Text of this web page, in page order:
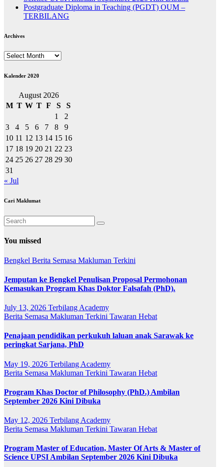
Postgraduate Diploma in Teaching (PGDT) OUM –
TERBILANG
Archives
Archives
Kalender 2020
August 2026
M T W T F S
S
1
2
3
4 5 6 7 8
9
10 11 12 13 14 15 16
17 18 19 20 21 22 23
24 25 26 27 28 29 30
31
« Jul
Cari Maklumat
You missed
Bengkel Berita Semasa Makluman Terkini
Jemputan ke Bengkel Penulisan Proposal Permohonan
Kemasukan Program Khas Doktor Falsafah (PhD).
July 13, 2026 Terbilang Academy
Berita Semasa Makluman Terkini Tawaran Hebat
Penajaan pendidikan perkukuh laluan anak Sarawak ke
peringkat Sarjana, PhD
May 19, 2026 Terbilang Academy
Berita Semasa Makluman Terkini Tawaran Hebat
Program Khas Doctor of Philosophy (PhD.) Ambilan
September 2026 Kini Dibuka
May 12, 2026 Terbilang Academy
Berita Semasa Makluman Terkini Tawaran Hebat
Program Master of Education, Master Of Arts & Master of
Science UPSI Ambilan September 2026 Kini Dibuka